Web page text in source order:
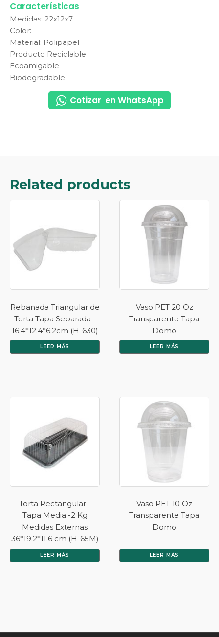
Características
Medidas: 22x12x7
Color: –
Material: Polipapel
Producto Reciclable
Ecoamigable
Biodegradable
Cotizar en WhatsApp
Related products
Rebanada Triangular de
Torta Tapa Separada -
16.4*12.4*6.2cm (H-630)
LEER MÁS
Vaso PET 20 Oz
Transparente Tapa
Domo
LEER MÁS
Torta Rectangular -
Tapa Media -2 Kg
Medidas Externas
36*19.2*11.6 cm (H-65M)
LEER MÁS
Vaso PET 10 Oz
Transparente Tapa
Domo
LEER MÁS